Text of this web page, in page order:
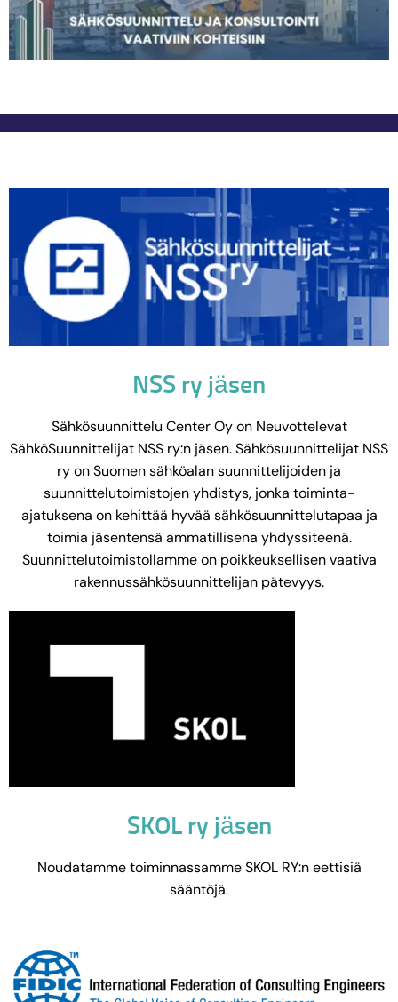
NSS ry jäsen
Sähkösuunnittelu Center Oy on Neuvottelevat
SähköSuunnittelijat NSS ry:n jäsen. Sähkösuunnittelijat NSS
ry on Suomen sähköalan suunnittelijoiden ja
suunnittelutoimistojen yhdistys, jonka toiminta-
ajatuksena on kehittää hyvää sähkösuunnittelutapaa ja
toimia jäsentensä ammatillisena yhdyssiteenä.
Suunnittelutoimistollamme on poikkeuksellisen vaativa
rakennussähkösuunnittelijan pätevyys.
SKOL ry jäsen
Noudatamme toiminnassamme SKOL RY:n eettisiä
sääntöjä.